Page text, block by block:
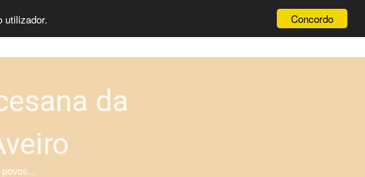
Concordo
utilizador.
da
povos…